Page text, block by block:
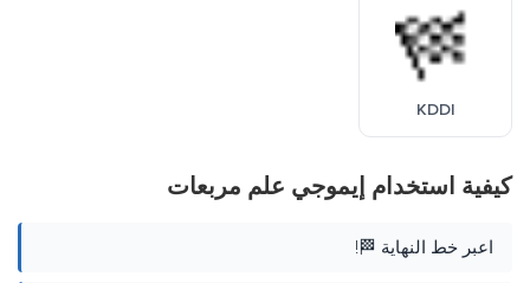
KDDI
كيفية استخدام إيموجي علم مربعات
اعبر خط النهاية 🏁!